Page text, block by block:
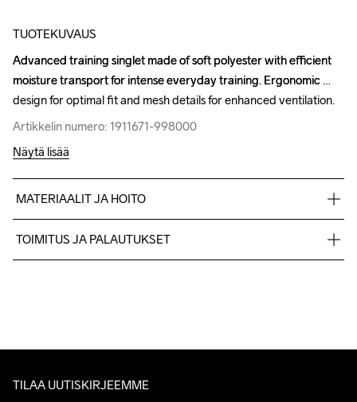
TUOTEKUVAUS
Advanced training singlet made of soft polyester with efficient
moisture transport for intense everyday training. Ergonomic
design for optimal fit and mesh details for enhanced ventilation.
Artikkelin numero: 1911671-998000
Advanced training singlet made of soft polyester with efficient
moisture transport for intense everyday training. Ergonomic
design for optimal fit and mesh details for enhanced ventilation.
Artikkelin numero: 1911671-998000
Näytä lisää
MATERIAALIT JA HOITO
TOIMITUS JA PALAUTUKSET
kysymyksiisi.
TILAA UUTISKIRJEEMME